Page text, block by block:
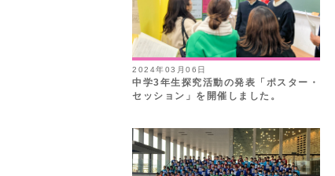
2024年03月06日
中学3年生探究活動の発表「ポスター・
セッション」を開催しました。